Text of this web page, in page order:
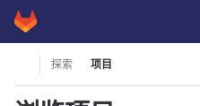
Skip to content
GitLab
探索 项目